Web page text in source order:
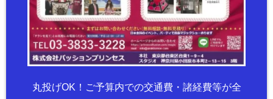
丸投げOK！ご予算内での交通費・諸経費等が全